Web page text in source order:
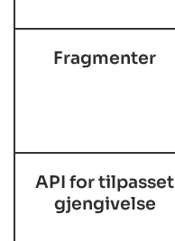
Fragmenter
API for tilpasset
gjengivelse